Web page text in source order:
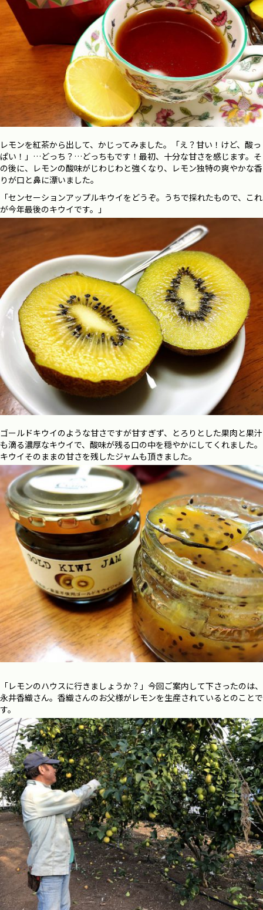
レモンを紅茶から出して、かじってみました。「え？甘い！けど、酸っ
ぱい！」…どっち？…どっちもです！最初、十分な甘さを感じます。そ
の後に、レモンの酸味がじわじわと強くなり、レモン独特の爽やかな香
りが口と鼻に漂いました。
「センセーションアップルキウイをどうぞ。うちで採れたもので、これ
が今年最後のキウイです。」
ゴールドキウイのような甘さですが甘すぎず、とろりとした果肉と果汁
も滴る濃厚なキウイで、酸味が残る口の中を穏やかにしてくれました。
キウイそのままの甘さを残したジャムも頂きました。
「レモンのハウスに行きましょうか？」今回ご案内して下さったのは、
永井香織さん。香織さんのお父様がレモンを生産されているとのことで
す。